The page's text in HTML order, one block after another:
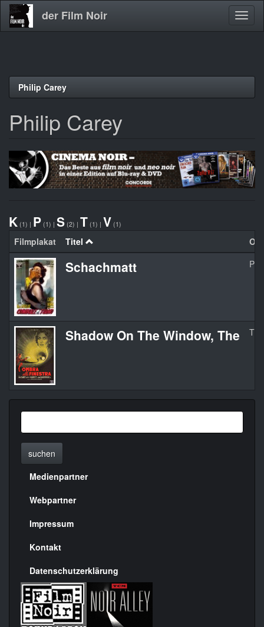
Direkt
der Film Noir
Philip Carey
Philip Carey
K (1) | P (1) | S (2) | T (1) | V (1)
Filmplakat Titel
Schachmatt
Shadow On The Window, The
suchen
Menülinks
rechte
Seite
Medienpartner
Webpartner
Impressum
Kontakt
Datenschutzerklärung